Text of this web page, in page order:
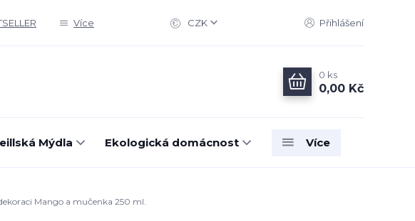
Více CZK Přihlášení
0 ks
0,00 Kč
Mýdla Ekologická domácnost Více
Mango a mučenka 250 ml.